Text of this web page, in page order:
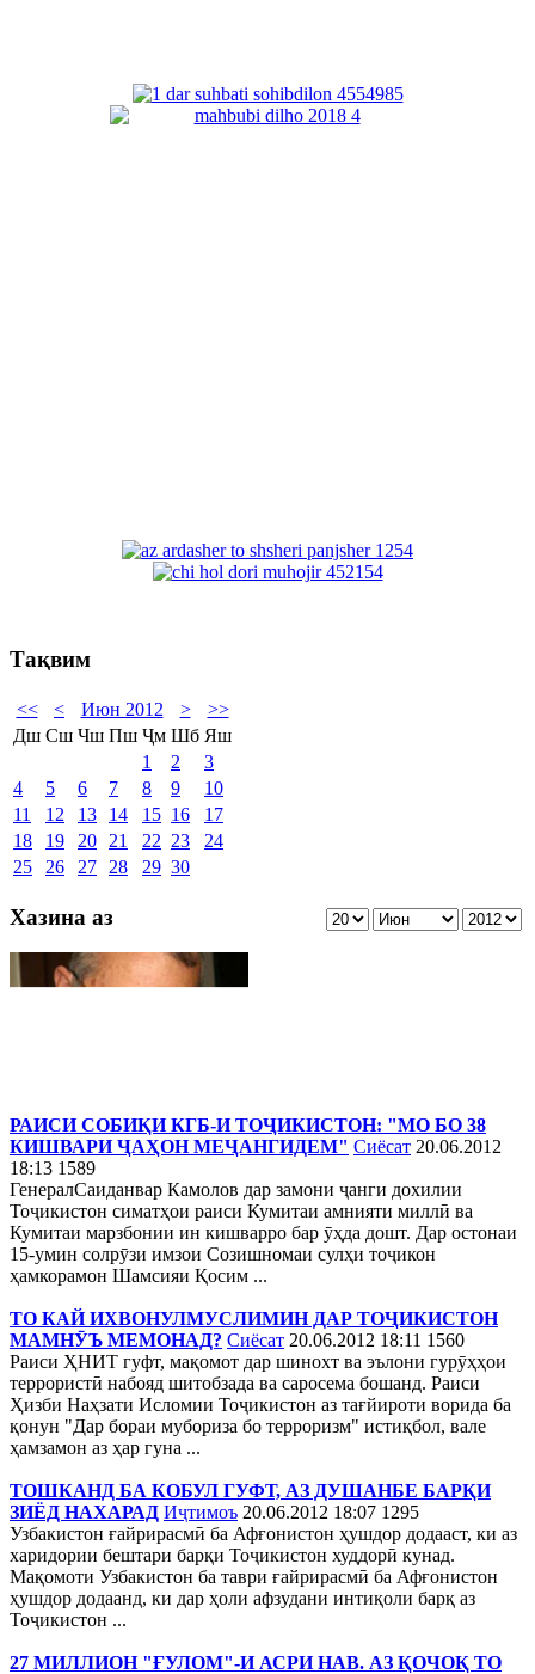
Тақвим
<< < Июн 2012 >
>>
Дш Сш Чш Пш Ҷм Шб Яш
1
2
3
4
5 6 7 8 9
10
11
12 13 14 15 16
17
18
19 20 21 22 23
24
25
26 27 28 29 30
Хазина аз
РАИСИ СОБИҚИ КГБ-И ТОҶИКИСТОН: "МО БО 38
КИШВАРИ ҶАҲОН МЕҶАНГИДЕМ" Сиёсат 20.06.2012
18:13 1589
ГенералСаиданвар Камолов дар замони ҷанги дохилии
Тоҷикистон симатҳои раиси Кумитаи амнияти миллӣ ва
Кумитаи марзбонии ин кишварро бар ӯҳда дошт. Дар остонаи
15-умин солрӯзи имзои Созишномаи сулҳи тоҷикон
ҳамкорамон Шамсияи Қосим ...
ТО КАЙ ИХВОНУЛМУСЛИМИН ДАР ТОҶИКИСТОН
МАМНӮЪ МЕМОНАД? Сиёсат 20.06.2012 18:11 1560
Раиси ҲНИТ гуфт, мақомот дар шинохт ва эълони гурӯҳҳои
террористӣ набояд шитобзада ва саросема бошанд. Раиси
Ҳизби Наҳзати Исломии Тоҷикистон аз тағйироти ворида ба
қонун "Дар бораи мубориза бо терроризм" истиқбол, вале
ҳамзамон аз ҳар гуна ...
ТОШКАНД БА КОБУЛ ГУФТ, АЗ ДУШАНБЕ БАРҚИ
ЗИЁД НАХАРАД Иҷтимоъ 20.06.2012 18:07 1295
Узбакистон ғайрирасмӣ ба Афғонистон ҳушдор додааст, ки аз
харидории бештари барқи Тоҷикистон худдорӣ кунад.
Мақомоти Узбакистон ба таври ғайрирасмӣ ба Афғонистон
ҳушдор додаанд, ки дар ҳоли афзудани интиқоли барқ аз
Тоҷикистон ...
27 МИЛЛИОН "ҒУЛОМ"-И АСРИ НАВ. АЗ ҚОЧОҚ ТО